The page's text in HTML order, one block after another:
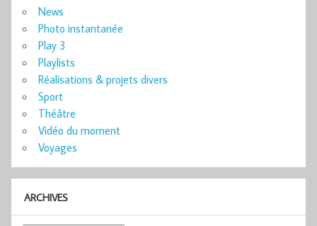
News
Photo instantanée
Play 3
Playlists
Réalisations & projets divers
Sport
Théâtre
Vidéo du moment
Voyages
ARCHIVES